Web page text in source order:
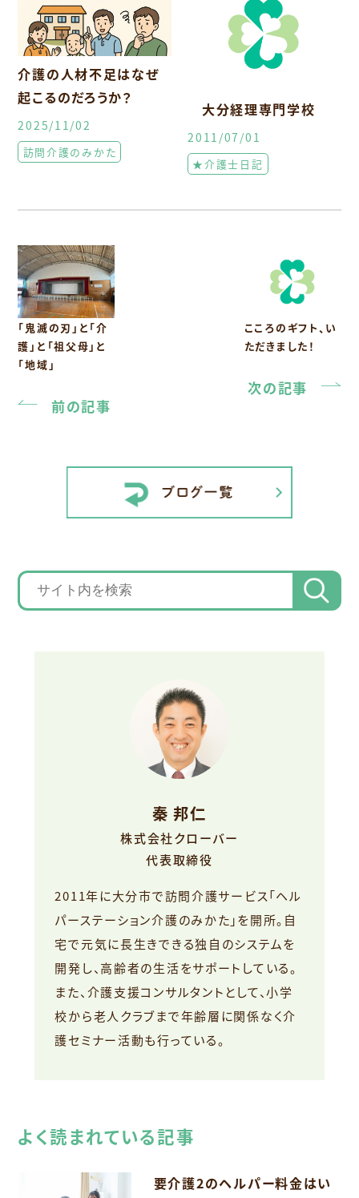
介護の人材不足はなぜ
起こるのだろうか？
2025/11/02
訪問介護のみかた
大分経理専門学校
2011/07/01
★介護士日記
「鬼滅の刃」と「介
護」と「祖父母」と
「地域」
前の記事
こころのギフト、い
ただきました！
次の記事
秦 邦仁
株式会社クローバー
代表取締役
2011年に大分市で訪問介護サービス「ヘル
パーステーション介護のみかた」を開所。自
宅で元気に長生きできる独自のシステムを
開発し、高齢者の生活をサポートしている。
また、介護支援コンサルタントとして、小学
校から老人クラブまで年齢層に関係なく介
護セミナー活動も行っている。
よく読まれている記事
要介護2のヘルパー料金はい